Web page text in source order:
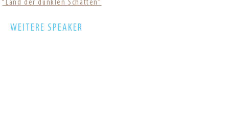
"Land der dunklen Schatten"
WEITERE SPEAKER